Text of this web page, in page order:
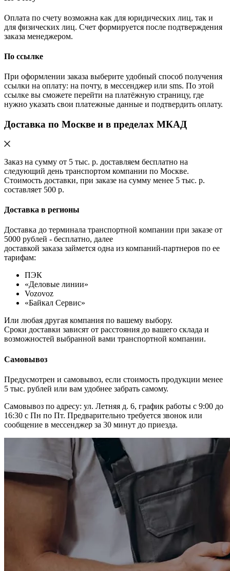
Оплата по счету возможна как для юридических лиц, так и
для физических лиц. Счет формируется после подтверждения
заказа менеджером.
По ссылке
При оформлении заказа выберите удобный способ получения
ссылки на оплату: на почту, в мессенджер или sms. По этой
ссылке вы сможете перейти на платёжную страницу, где
нужно указать свои платежные данные и подтвердить оплату.
Доставка по Москве и в пределах МКАД
Заказ на сумму от 5 тыс. р. доставляем бесплатно на
следующий день транспортом компании по Москве.
Стоимость доставки, при заказе на сумму менее 5 тыс. р.
составляет 500 р.
Доставка в регионы
Доставка до терминала транспортной компании при заказе от
5000 рублей - бесплатно, далее
доставкой заказа займется одна из компаний-партнеров по ее
тарифам:
ПЭК
«Деловые линии»
Vozovoz
«Байкал Сервис»
Или любая другая компания по вашему выбору.
Сроки доставки зависят от расстояния до вашего склада и
возможностей выбранной вами транспортной компании.
Самовывоз
Предусмотрен и самовывоз, если стоимость продукции менее
5 тыс. рублей или вам удобнее забрать самому.
Самовывоз по адресу: ул. Летняя д. 6, график работы с 9:00 до
16:30 с Пн по Пт. Предварительно требуется звонок или
сообщение в мессенджер за 30 минут до приезда.